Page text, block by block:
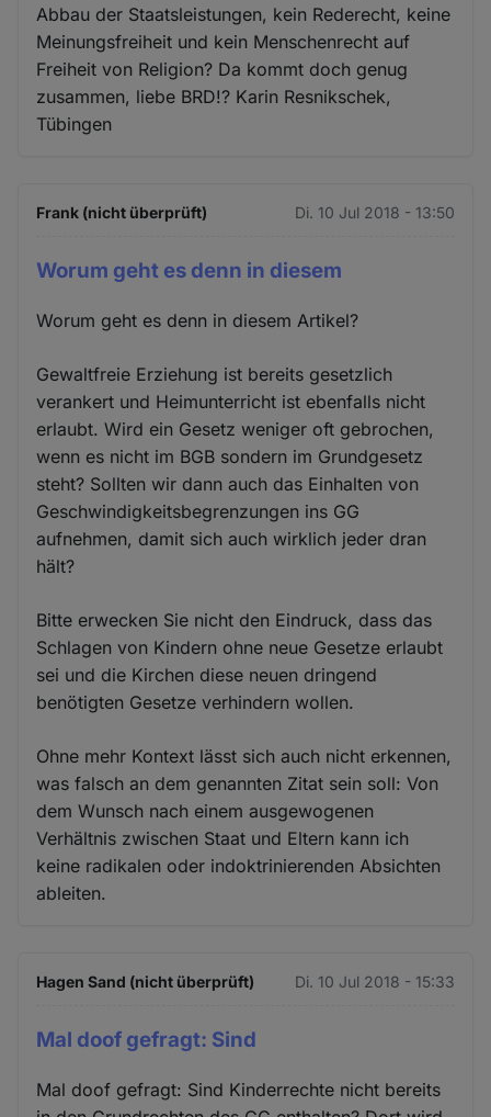
Abbau der Staatsleistungen, kein Rederecht, keine
Meinungsfreiheit und kein Menschenrecht auf
Freiheit von Religion? Da kommt doch genug
zusammen, liebe BRD!? Karin Resnikschek,
Tübingen
Frank (nicht überprüft) Di. 10 Jul 2018 - 13:50
Worum geht es denn in diesem
Worum geht es denn in diesem Artikel?
Gewaltfreie Erziehung ist bereits gesetzlich
verankert und Heimunterricht ist ebenfalls nicht
erlaubt. Wird ein Gesetz weniger oft gebrochen,
wenn es nicht im BGB sondern im Grundgesetz
steht? Sollten wir dann auch das Einhalten von
Geschwindigkeitsbegrenzungen ins GG
aufnehmen, damit sich auch wirklich jeder dran
hält?
Bitte erwecken Sie nicht den Eindruck, dass das
Schlagen von Kindern ohne neue Gesetze erlaubt
sei und die Kirchen diese neuen dringend
benötigten Gesetze verhindern wollen.
Ohne mehr Kontext lässt sich auch nicht erkennen,
was falsch an dem genannten Zitat sein soll: Von
dem Wunsch nach einem ausgewogenen
Verhältnis zwischen Staat und Eltern kann ich
keine radikalen oder indoktrinierenden Absichten
ableiten.
Hagen Sand (nicht überprüft) Di. 10 Jul 2018 - 15:33
Mal doof gefragt: Sind
Mal doof gefragt: Sind Kinderrechte nicht bereits